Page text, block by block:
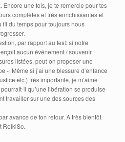
Encore une fois, je te remercie pour tes
complètes et très enrichissantes et
fil du temps pour toujours nous
par rapport au test: si notre
aucun événement / souvenir
listées, peut-on proposer une
« Même si j’ai une blessure d’enfance
etc.) très importante, je m’aime
il qu’une libération se produise
travailler sur une des sources des
avance de ton retour. A très bientôt.
ReikiSo.